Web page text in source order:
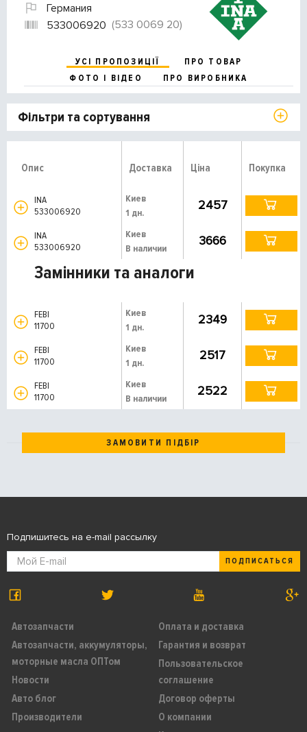
Германия
533006920 (533 0069 20)
УСІ ПРОПОЗИЦІЇ
ПРО ТОВАР
ФОТО І ВІДЕО
ПРО ВИРОБНИКА
Фільтри та сортування
Опис Доставка Ціна Покупка
INA
533006920
Киев
1 дн.
2457
INA
533006920
Киев
В наличии
3666
Замінники та аналоги
FEBI
11700
Киев
1 дн.
2349
FEBI
11700
Киев
1 дн.
2517
FEBI
11700
Киев
В наличии
2522
ЗАМОВИТИ ПІДБІР
Автозапчасти
Автозапчасти, аккумуляторы,
моторные масла ОПТом
Новости
Авто блог
Производители
Оплата и доставка
Гарантия и возврат
Пользовательское
соглашение
Договор оферты
О компании
Подпишитесь на e-mail рассылку
ПОДПИСАТЬСЯ